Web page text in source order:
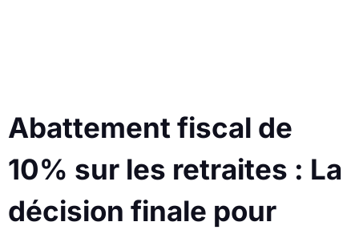
Abattement fiscal de
10% sur les retraites : La
décision finale pour